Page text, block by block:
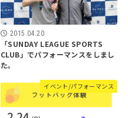
2015.04.20
「SUNDAY LEAGUE SPORTS
CLUB」でパフォーマンスをしまし
た。
イベント/パフォーマンス